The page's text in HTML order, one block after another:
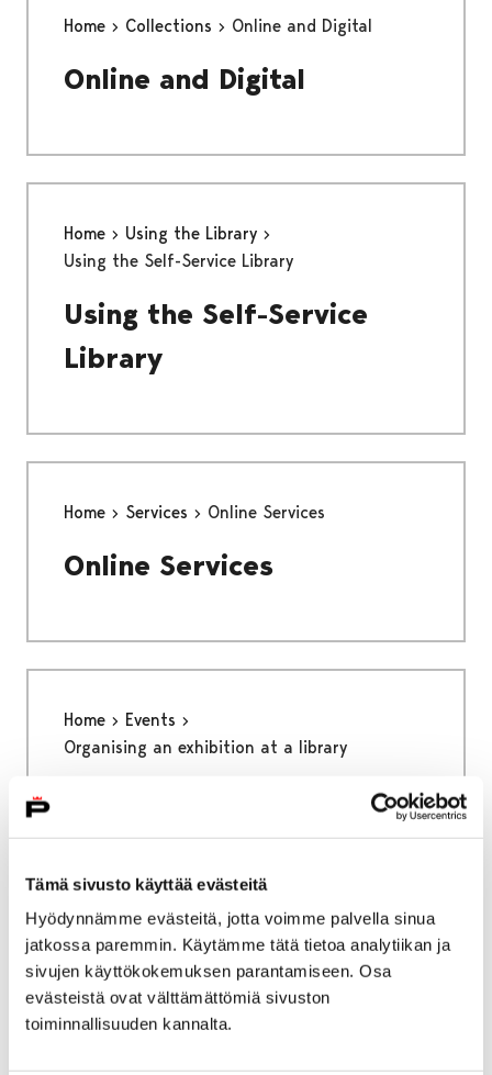
Tämä sivusto käyttää evästeitä
Hyödynnämme evästeitä, jotta voimme palvella sinua
jatkossa paremmin. Käytämme tätä tietoa analytiikan ja
sivujen käyttökokemuksen parantamiseen. Osa
evästeistä ovat välttämättömiä sivuston
toiminnallisuuden kannalta.
Home Collections Online and Digital
Online and Digital
Home
Using the Library
Using the Self-Service Library
Using the Self-Service
Library
Home Services Online Services
Online Services
Home
Events
Organising an exhibition at a library
Organising an exhibition
at a library
Home Services Devices for Customer Use